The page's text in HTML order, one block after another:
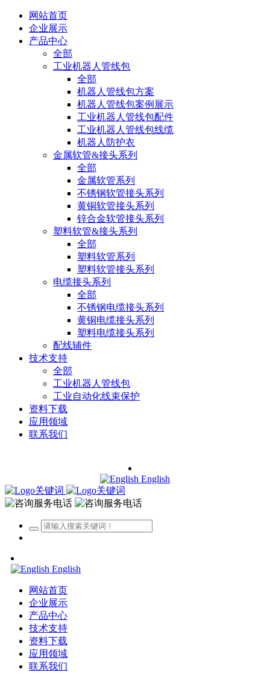
网站首页
企业展示
产品中心
全部
工业机器人管线包
全部
机器人管线包方案
机器人管线包案例展示
工业机器人管线包配件
工业机器人管线包线缆
机器人防护衣
金属软管&接头系列
全部
金属软管系列
不锈钢软管接头系列
黄铜软管接头系列
锌合金软管接头系列
塑料软管&接头系列
全部
塑料软管系列
塑料软管接头系列
电缆接头系列
全部
不锈钢电缆接头系列
黄铜电缆接头系列
塑料电缆接头系列
配线辅件
技术支持
全部
工业机器人管线包
工业自动化线束保护
资料下载
应用领域
联系我们
English
English
网站首页
企业展示
产品中心
技术支持
资料下载
应用领域
联系我们